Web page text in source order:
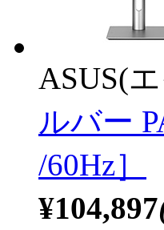
ASUS(
ルバー
/60Hz］
¥104,897